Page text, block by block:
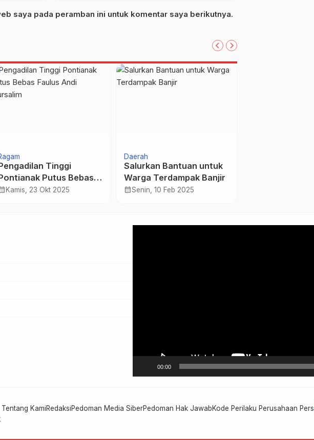
saya pada peramban ini untuk komentar saya berikutnya.
Tinggi
Putus Bebas
Andi Mursalim
Kamis, 23 Okt 2025
Daerah
Salurkan Bantuan untuk
Warga Terdampak Banjir
calendar_monthSenin, 10 Feb 2025
00:00
Tentang KamiRedaksiPedoman Media SiberPedoman Hak JawabKode Perilaku Perusahaan Pers